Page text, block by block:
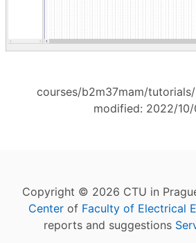
courses/b2m37mam/
modified: 2022/10/
Copyright © 2026 CTU in
Center of Faculty of Electrical
reports and suggestions